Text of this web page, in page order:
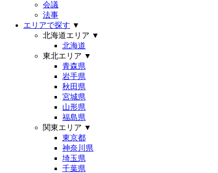
会議
法事
エリアで探す ▼
北海道エリア ▼
北海道
東北エリア ▼
青森県
岩手県
秋田県
宮城県
山形県
福島県
関東エリア ▼
東京都
神奈川県
埼玉県
千葉県